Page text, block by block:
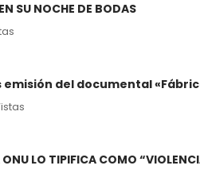
SU NOCHE DE BODAS
del documental
LO TIPIFICA COMO